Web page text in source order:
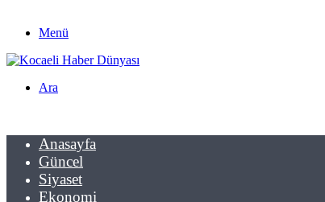
Menü
Ara
Anasayfa
Güncel
Siyaset
Ekonomi